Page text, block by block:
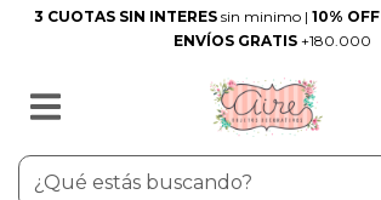
3 CUOTAS SIN INTERES sin minimo | 10% OFF
ENVÍOS GRATIS+180.000